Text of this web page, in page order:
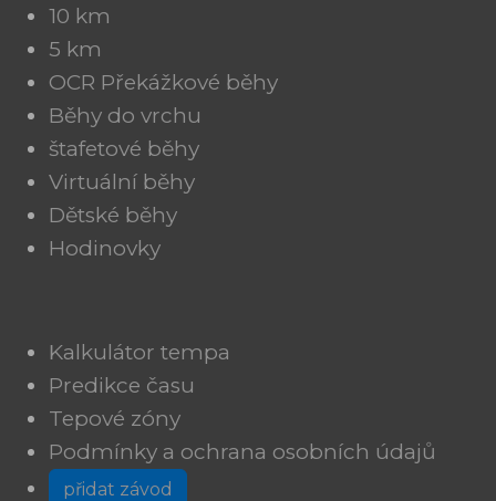
10 km
5 km
OCR Překážkové běhy
Běhy do vrchu
štafetové běhy
Virtuální běhy
Dětské běhy
Hodinovky
Kalkulátor tempa
Predikce času
Tepové zóny
Podmínky a ochrana osobních údajů
přidat závod